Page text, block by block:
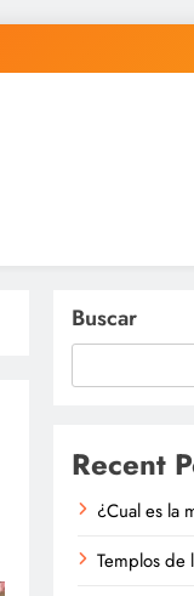
Buscar
Recent
¿Cual es la
Templos de